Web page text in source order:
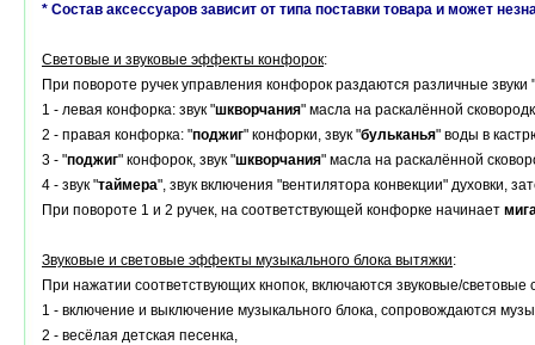
* Состав аксессуаров зависит от типа поставки товара и может
Световые и звуковые эффекты конфорок:
При повороте ручек управления конфорок раздаются различные звуки
1 - левая конфорка: звук "шкворчания" масла на раскалённой
2 - правая конфорка: "поджиг" конфорки, звук "бульканья" воды в
3 - "поджиг" конфорок, звук "шкворчания" масла на раскалённой
4 - звук "таймера", звук включения "вентилятора конвекции" духовки,
При повороте 1 и 2 ручек, на соответствующей конфорке начинает
Звуковые и световые эффекты музыкального блока вытяжки:
При нажатии соответствующих кнопок, включаются звуковые/световые
1 - включение и выключение музыкального блока, сопровождаются
2 - весёлая детская песенка,